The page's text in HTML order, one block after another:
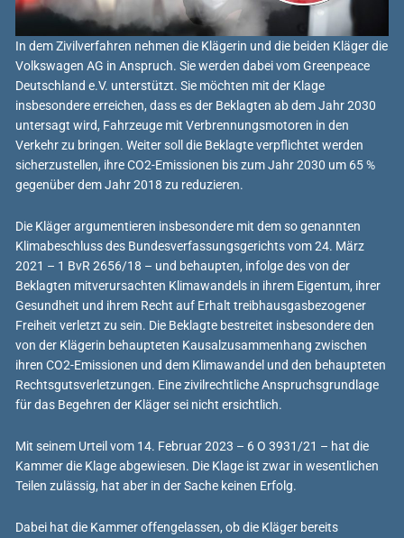
In dem Zivilverfahren nehmen die Klägerin und die beiden Kläger die
Volkswagen AG in Anspruch. Sie werden dabei vom Greenpeace
Deutschland e.V. unterstützt. Sie möchten mit der Klage
insbesondere erreichen, dass es der Beklagten ab dem Jahr 2030
untersagt wird, Fahrzeuge mit Verbrennungsmotoren in den
Verkehr zu bringen. Weiter soll die Beklagte verpflichtet werden
sicherzustellen, ihre CO2-Emissionen bis zum Jahr 2030 um 65 %
gegenüber dem Jahr 2018 zu reduzieren.
Die Kläger argumentieren insbesondere mit dem so genannten
Klimabeschluss des Bundesverfassungsgerichts vom 24. März
2021 – 1 BvR 2656/18 – und behaupten, infolge des von der
Beklagten mitverursachten Klimawandels in ihrem Eigentum, ihrer
Gesundheit und ihrem Recht auf Erhalt treibhausgasbezogener
Freiheit verletzt zu sein. Die Beklagte bestreitet insbesondere den
von der Klägerin behaupteten Kausalzusammenhang zwischen
ihren CO2-Emissionen und dem Klimawandel und den behaupteten
Rechtsgutsverletzungen. Eine zivilrechtliche Anspruchsgrundlage
für das Begehren der Kläger sei nicht ersichtlich.
Mit seinem Urteil vom 14. Februar 2023 – 6 O 3931/21 – hat die
Kammer die Klage abgewiesen. Die Klage ist zwar in wesentlichen
Teilen zulässig, hat aber in der Sache keinen Erfolg.
Dabei hat die Kammer offengelassen, ob die Kläger bereits